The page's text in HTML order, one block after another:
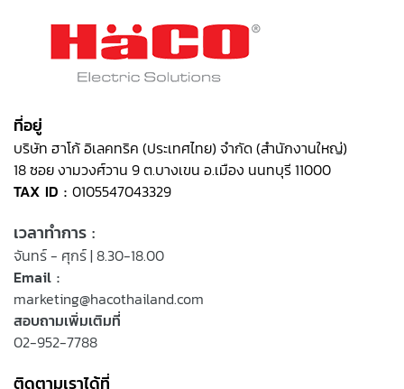
ที่อยู่
บริษัท ฮาโก้ อิเลคทริค (ประเทศไทย) จำกัด (สำนักงานใหญ่)
18 ซอย งามวงศ์วาน 9 ต.บางเขน อ.เมือง นนทบุรี 11000
TAX ID : 0105547043329
เวลาทำการ :
จันทร์ - ศุกร์ | 8.30-18.00
Email :
marketing@hacothailand.com
สอบถามเพิ่มเติมที่
02-952-7788
ติดตามเราได้ที่